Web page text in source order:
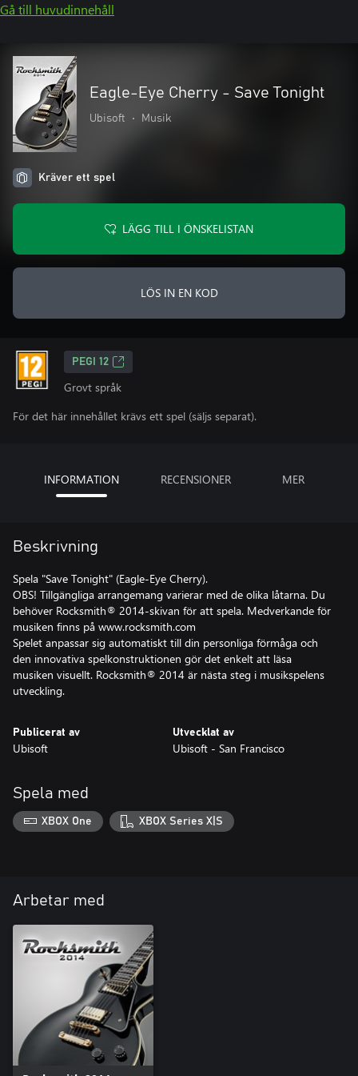
Gå till huvudinnehåll
Eagle-Eye Cherry - Save Tonight
Ubisoft • Musik
Kräver ett spel
LÄGG TILL I ÖNSKELISTAN
LÖS IN EN KOD
PEGI 12
Grovt språk
För det här innehållet krävs ett spel (säljs separat).
INFORMATION RECENSIONER MER
Beskrivning
Spela "Save Tonight" (Eagle-Eye Cherry).
OBS! Tillgängliga arrangemang varierar med de olika låtarna. Du
behöver Rocksmith® 2014-skivan för att spela. Medverkande för
musiken finns på www.rocksmith.com
Spelet anpassar sig automatiskt till din personliga förmåga och
den innovativa spelkonstruktionen gör det enkelt att läsa
musiken visuellt. Rocksmith® 2014 är nästa steg i musikspelens
utveckling.
Publicerat av
Ubisoft
Utvecklat av
Ubisoft - San Francisco
Spela med
XBOX One XBOX Series X|S
Arbetar med